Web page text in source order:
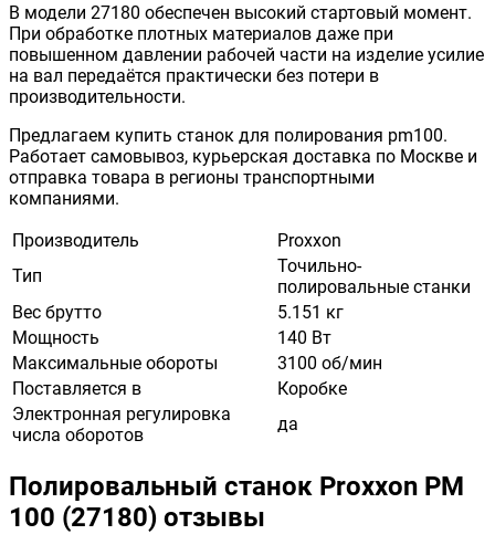
В модели 27180 обеспечен высокий стартовый момент.
При обработке плотных материалов даже при
повышенном давлении рабочей части на изделие усилие
на вал передаётся практически без потери в
производительности.
Предлагаем купить станок для полирования pm100.
Работает самовывоз, курьерская доставка по Москве и
отправка товара в регионы транспортными
компаниями.
Производитель
Proxxon
Тип
Точильно-
полировальные станки
Вес брутто
5.151 кг
Мощность
140 Вт
Максимальные обороты
3100 об/мин
Поставляется в
Коробке
Электронная регулировка
числа оборотов
да
Полировальный станок Proxxon PM
100 (27180) отзывы